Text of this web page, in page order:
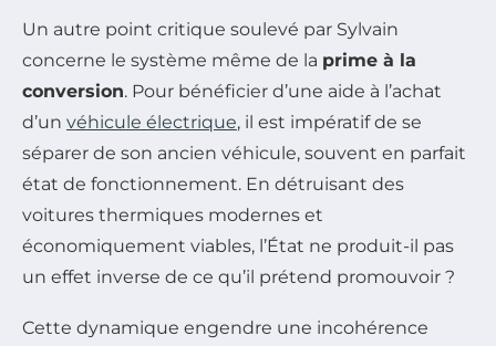
Un autre point critique soulevé par Sylvain
concerne le système même de la prime à la
conversion. Pour bénéficier d’une aide à l’achat
d’un véhicule électrique, il est impératif de se
séparer de son ancien véhicule, souvent en parfait
état de fonctionnement. En détruisant des
voitures thermiques modernes et
économiquement viables, l’État ne produit-il pas
un effet inverse de ce qu’il prétend promouvoir ?
Cette dynamique engendre une incohérence